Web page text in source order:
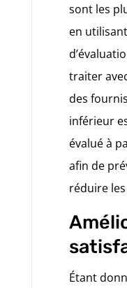
sont les
en
traiter
des
inférieur
évalué à
afin de
réduire
Étant